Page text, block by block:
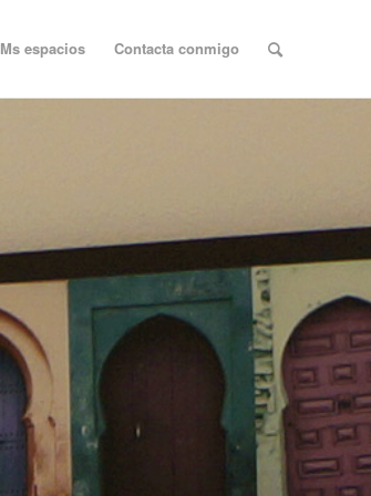
Ms espacios Contacta conmigo